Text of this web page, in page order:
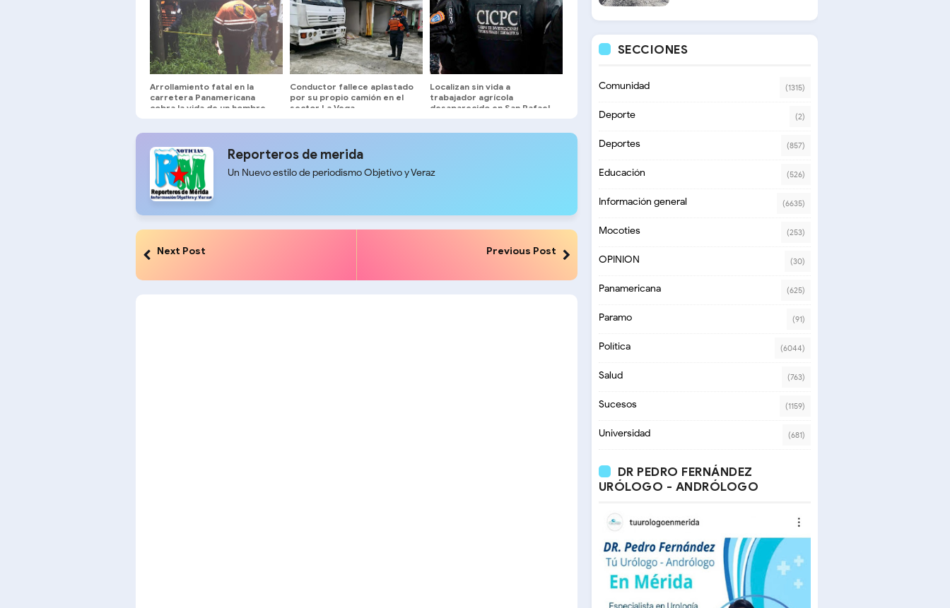
Arrollamiento fatal en la
carretera Panamericana
cobra la vida de un hombre
Conductor fallece aplastado
por su propio camión en el
sector La Vega
Localizan sin vida a
trabajador agrícola
desaparecido en San Rafael
Reporteros de merida
Un Nuevo estilo de periodismo Objetivo y Veraz
Next Post Previous Post
SECCIONES
Comunidad (1315)
Deporte (2)
Deportes (857)
Educación (526)
Información general (6635)
Mocoties (253)
OPINION (30)
Panamericana (625)
Paramo (91)
Política (6044)
Salud (763)
Sucesos (1159)
Universidad (681)
DR PEDRO FERNÁNDEZ
URÓLOGO - ANDRÓLOGO